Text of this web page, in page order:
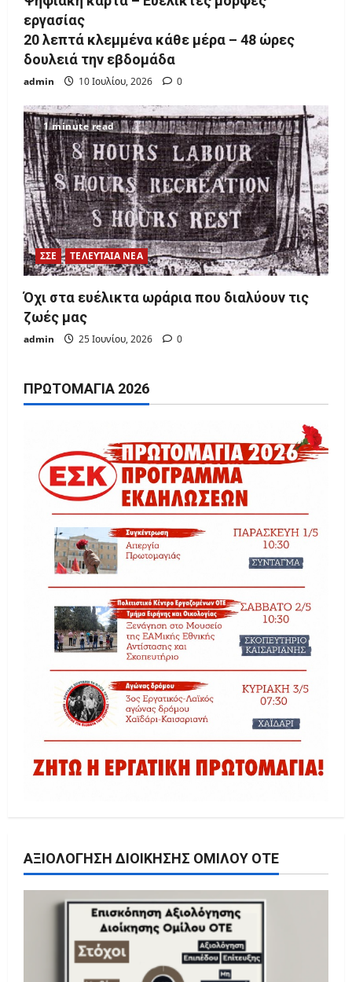
εργασίας
20 λεπτά κλεμμένα κάθε μέρα – 48 ώρες
δουλειά την εβδομάδα
admin 10 Ιουλίου, 2026 0
1 minute read
ΣΣΕ ΤΕΛΕΥΤΑΙΑ ΝΕΑ
Όχι στα ευέλικτα ωράρια που διαλύουν τις
ζωές μας
admin 25 Ιουνίου, 2026 0
ΠΡΩΤΟΜΑΓΙΆ 2026
ΑΞΙΟΛΌΓΗΣΗ ΔΙΟΊΚΗΣΗΣ ΟΜΊΛΟΥ ΟΤΕ